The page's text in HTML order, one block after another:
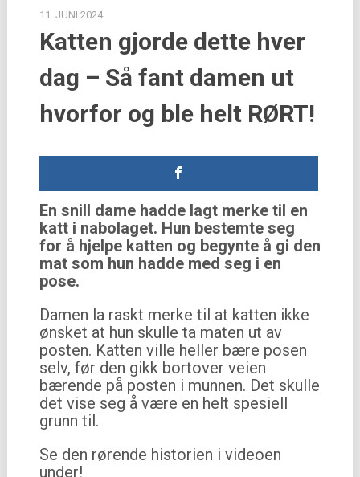
11. JUNI 2024
Katten gjorde dette hver
dag – Så fant damen ut
hvorfor og ble helt RØRT!
En snill dame hadde lagt merke til en
katt i nabolaget. Hun bestemte seg
for å hjelpe katten og begynte å gi den
mat som hun hadde med seg i en
pose.
Damen la raskt merke til at katten ikke
ønsket at hun skulle ta maten ut av
posten. Katten ville heller bære posen
selv, før den gikk bortover veien
bærende på posten i munnen. Det skulle
det vise seg å være en helt spesiell
grunn til.
Se den rørende historien i videoen
under!